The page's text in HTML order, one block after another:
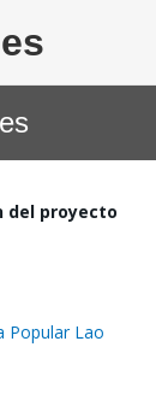
del proyecto
Popular Lao